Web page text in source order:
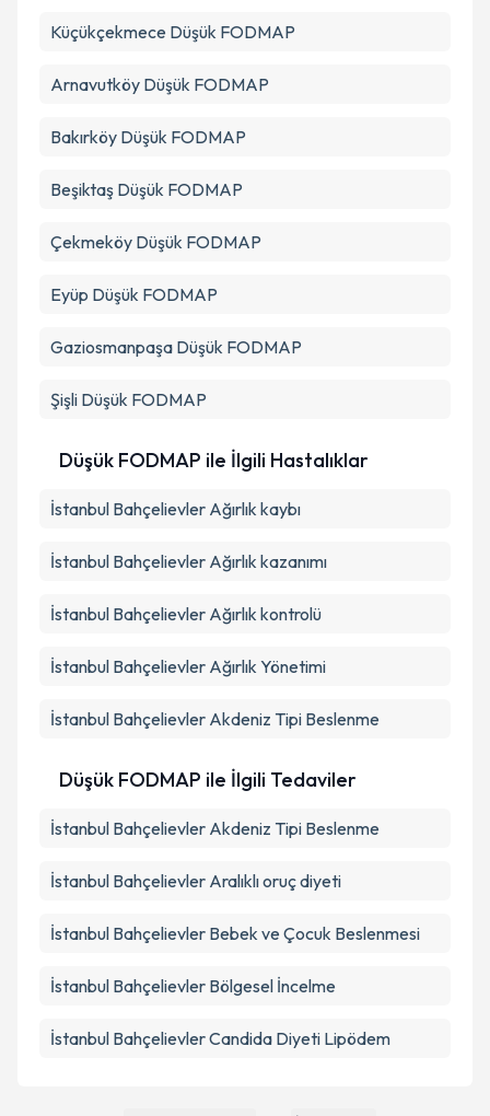
Küçükçekmece Düşük FODMAP
Arnavutköy Düşük FODMAP
Bakırköy Düşük FODMAP
Beşiktaş Düşük FODMAP
Çekmeköy Düşük FODMAP
Eyüp Düşük FODMAP
Gaziosmanpaşa Düşük FODMAP
Şişli Düşük FODMAP
Düşük FODMAP ile İlgili Hastalıklar
İstanbul Bahçelievler Ağırlık kaybı
İstanbul Bahçelievler Ağırlık kazanımı
İstanbul Bahçelievler Ağırlık kontrolü
İstanbul Bahçelievler Ağırlık Yönetimi
İstanbul Bahçelievler Akdeniz Tipi Beslenme
Düşük FODMAP ile İlgili Tedaviler
İstanbul Bahçelievler Akdeniz Tipi Beslenme
İstanbul Bahçelievler Aralıklı oruç diyeti
İstanbul Bahçelievler Bebek ve Çocuk Beslenmesi
İstanbul Bahçelievler Bölgesel İncelme
İstanbul Bahçelievler Candida Diyeti Lipödem